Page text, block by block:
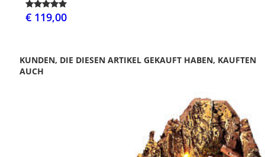
€ 119,00
KUNDEN, DIE DIESEN ARTIKEL GEKAUFT HABEN, KAUFTEN
AUCH